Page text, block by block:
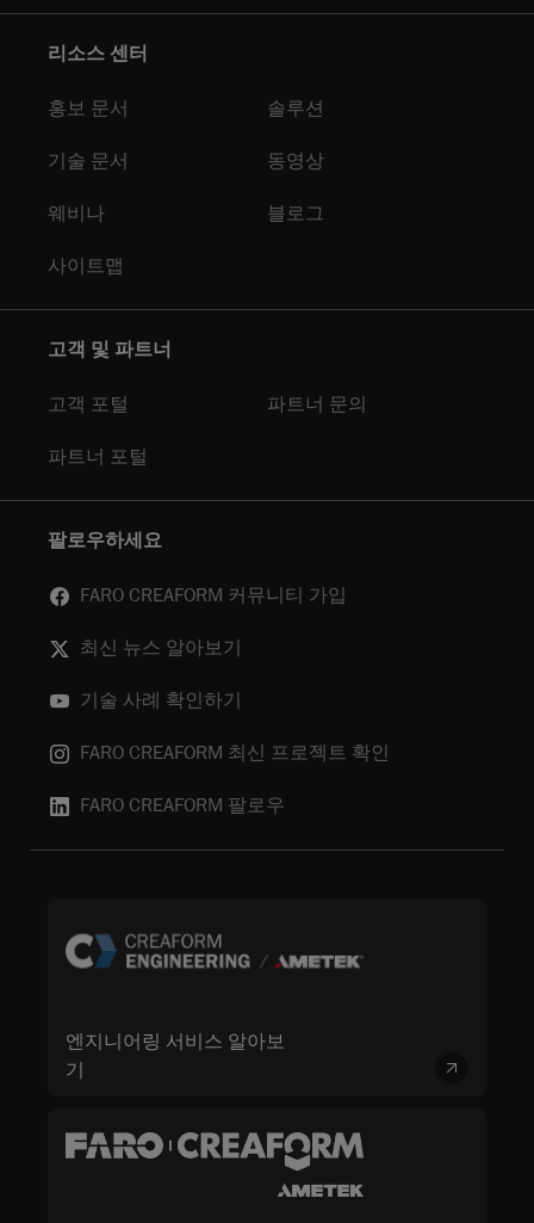
리소스 센터
홍보 문서 솔루션
기술 문서 동영상
웨비나 블로그
사이트맵
고객 및 파트너
고객 포털 파트너 문의
파트너 포털
팔로우하세요
FARO CREAFORM 커뮤니티 가입
최신 뉴스 알아보기
기술 사례 확인하기
FARO CREAFORM 최신 프로젝트 확인
FARO CREAFORM 팔로우
엔지니어링 서비스 알아보
기